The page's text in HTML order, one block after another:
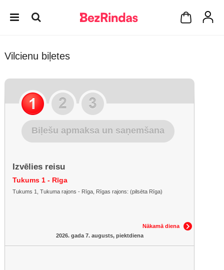
Vilcienu biļetes
Biļešu apmaksa un saņemšana
Izvēlies reisu
Tukums 1 - Rīga
Tukums 1, Tukuma rajons - Rīga, Rīgas rajons: (pilsēta Rīga)
Nākamā diena
2026. gada 7. augusts, piektdiena